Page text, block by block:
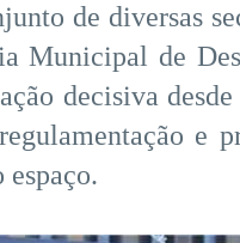
de diversas
Municipal de
decisiva
e